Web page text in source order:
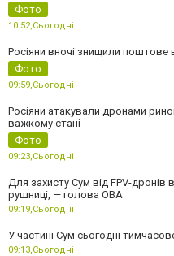
Фото
10:52,Сьогодні
Росіяни вночі знищили поштове
Фото
09:59,Сьогодні
Росіяни атакували дронами
важкому стані
Фото
09:23,Сьогодні
Для захисту Сум від FPV-дронів
рушниці, — голова ОВА
09:19,Сьогодні
У частині Сум сьогодні
09:13,Сьогодні